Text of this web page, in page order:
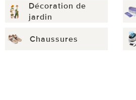
Décoration de
jardin
Chaussures